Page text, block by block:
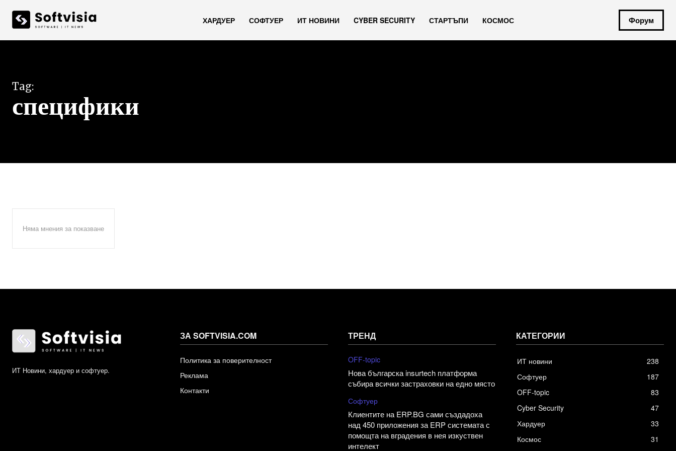
ХАРДУЕР СОФТУЕР ИТ НОВИНИ CYBER SECURITY СТАРТЪПИ КОСМОС Форум
Tag:
специфики
Няма мнения за показване
ИТ Новини, хардуер и софтуер.
ЗА SOFTVISIA.COM
Политика за поверителност
Реклама
Контакти
ТРЕНД
OFF-topic
Нова българска insurtech платформа
събира всички застраховки на едно място
Софтуер
Клиентите на ERP.BG сами създадоха
над 450 приложения за ERP системата с
помощта на вградения в нея изкуствен
интелект
КАТЕГОРИИ
ИТ новини
238
Софтуер
187
OFF-topic
83
Cyber Security
47
Хардуер
33
Космос
31